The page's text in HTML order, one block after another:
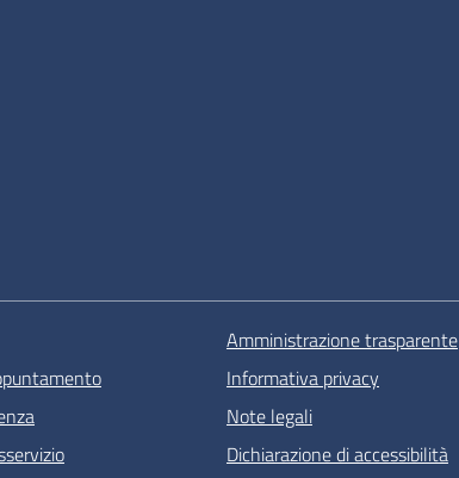
Amministrazione trasparente
Informativa privacy
Note legali
Dichiarazione di accessibilità